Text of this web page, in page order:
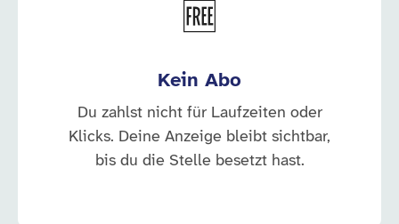
🆓
Kein Abo
Du zahlst nicht für Laufzeiten oder
Klicks. Deine Anzeige bleibt sichtbar,
bis du die Stelle besetzt hast.